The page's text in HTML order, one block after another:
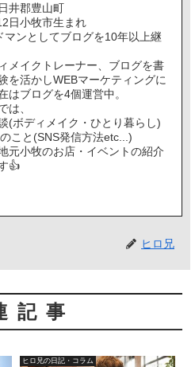
井郡豊山町
日小牧市生まれ
マンとしてブログを10年以上継
メイクトレーナー、ブログを書
を活かしWEBマーケティングに
はブログを4個運営中。
は、
(ボディメイク・ひとり暮らし)
のこと(SNS発信方法etc...)
元小牧のお店・イベントの紹介
👍️
ヒロ兄
記事
ヒロ兄の日記・コラム